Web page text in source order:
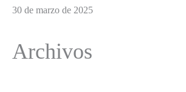
30 de marzo de 2025
Archivos